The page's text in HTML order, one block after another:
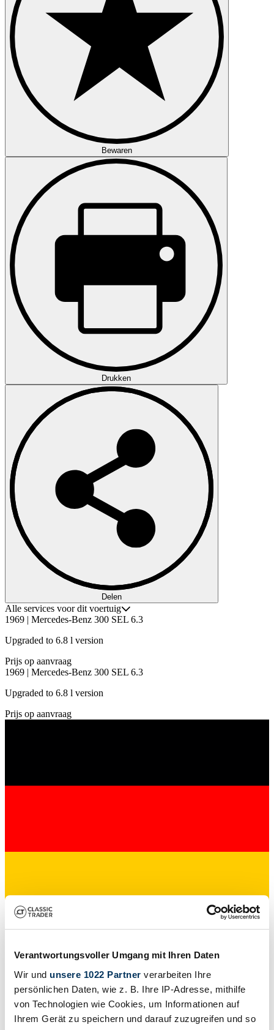
Verantwortungsvoller Umgang mit Ihren Daten
Wir und unsere 1022 Partner verarbeiten Ihre
persönlichen Daten, wie z. B. Ihre IP-Adresse, mithilfe
von Technologien wie Cookies, um Informationen auf
Ihrem Gerät zu speichern und darauf zuzugreifen und so
Bewaren
Drukken
Delen
Alle services voor dit voertuig
1969 | Mercedes-Benz 300 SEL 6.3
Upgraded to 6.8 l version
Prijs op aanvraag
1969 | Mercedes-Benz 300 SEL 6.3
Upgraded to 6.8 l version
Prijs op aanvraag